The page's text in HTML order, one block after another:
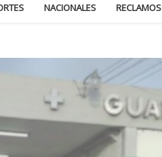
NACIONALES RECLAMOS